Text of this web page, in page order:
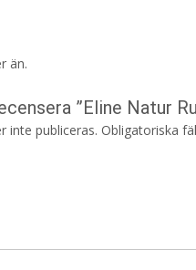
än.
”Eline Natur
inte publiceras. Obligatoriska